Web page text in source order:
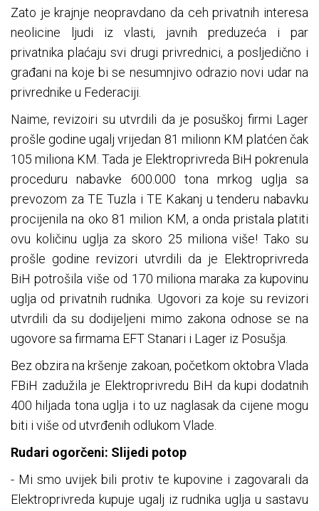
Zato je krajnje neopravdano da ceh privatnih interesa
neolicine ljudi iz vlasti, javnih preduzeća i par
privatnika plaćaju svi drugi privrednici, a posljedično i
građani na koje bi se nesumnjivo odrazio novi udar na
privrednike u Federaciji.
Naime, revizoiri su utvrdili da je posuškoj firmi Lager
prošle godine ugalj vrijedan 81 milionn KM platćen čak
105 miliona KM. Tada je Elektroprivreda BiH pokrenula
proceduru nabavke 600.000 tona mrkog uglja sa
prevozom za TE Tuzla i TE Kakanj u tenderu nabavku
procijenila na oko 81 milion KM, a onda pristala platiti
ovu količinu uglja za skoro 25 miliona više! Tako su
prošle godine revizori utvrdili da je Elektroprivreda
BiH potrošila više od 170 miliona maraka za kupovinu
uglja od privatnih rudnika. Ugovori za koje su revizori
utvrdili da su dodijeljeni mimo zakona odnose se na
ugovore sa firmama EFT Stanari i Lager iz Posušja.
Bez obzira na kršenje zakoan, početkom oktobra Vlada
FBiH zadužila je Elektroprivredu BiH da kupi dodatnih
400 hiljada tona uglja i to uz naglasak da cijene mogu
biti i više od utvrđenih odlukom Vlade.
Rudari ogorčeni: Slijedi potop
- Mi smo uvijek bili protiv te kupovine i zagovarali da
Elektroprivreda kupuje ugalj iz rudnika uglja u sastavu